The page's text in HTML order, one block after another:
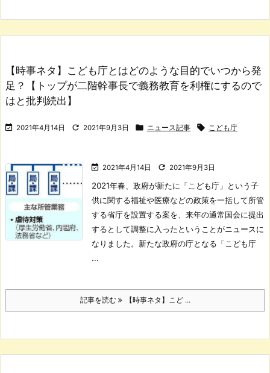
【時事ネタ】こども庁とはどのような目的でいつから発
足？【トップが二階幹事長で義務教育を利権にするので
はと批判続出】
 2021年4月14日  2021年9月3日  ニュース記事  こども庁
 2021年4月14日  2021年9月3日
2021年春、政府が新たに「こども庁」という子
供に関する福祉や医療などの政策を一括して所管
する省庁を設置する案を、来年の通常国会に提出
するとして調整に入ったということがニュースに
なりました。 新たな政府の庁となる「こども庁
...
記事を読む 【時事ネタ】こど ...